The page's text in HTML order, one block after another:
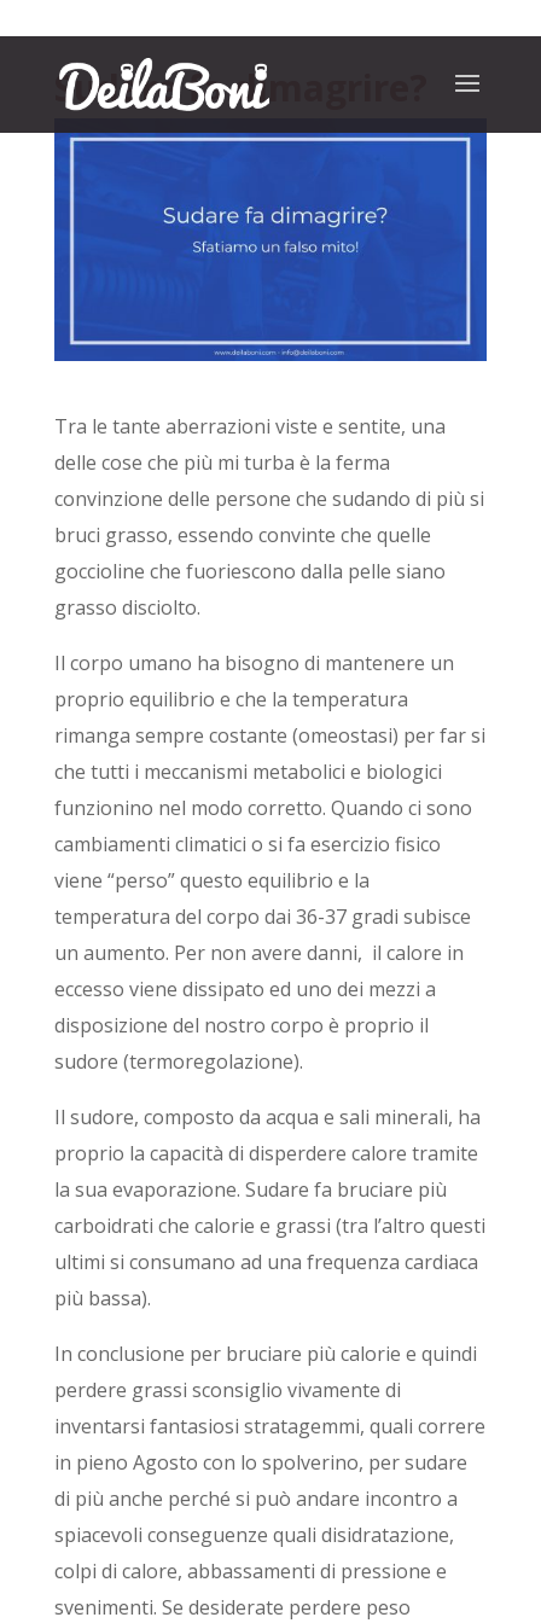
Sudare fa dimagrire?
Tra le tante aberrazioni viste e sentite, una
delle cose che più mi turba è la ferma
convinzione delle persone che sudando di più si
bruci grasso, essendo convinte che quelle
goccioline che fuoriescono dalla pelle siano
grasso disciolto.
Il corpo umano ha bisogno di mantenere un
proprio equilibrio e che la temperatura
rimanga sempre costante (omeostasi) per far si
che tutti i meccanismi metabolici e biologici
funzionino nel modo corretto. Quando ci sono
cambiamenti climatici o si fa esercizio fisico
viene “perso” questo equilibrio e la
temperatura del corpo dai 36-37 gradi subisce
un aumento. Per non avere danni, il calore in
eccesso viene dissipato ed uno dei mezzi a
disposizione del nostro corpo è proprio il
sudore (termoregolazione).
Il sudore, composto da acqua e sali minerali, ha
proprio la capacità di disperdere calore tramite
la sua evaporazione. Sudare fa bruciare più
carboidrati che calorie e grassi (tra l’altro questi
ultimi si consumano ad una frequenza cardiaca
più bassa).
In conclusione per bruciare più calorie e quindi
perdere grassi sconsiglio vivamente di
inventarsi fantasiosi stratagemmi, quali correre
in pieno Agosto con lo spolverino, per sudare
di più anche perché si può andare incontro a
spiacevoli conseguenze quali disidratazione,
colpi di calore, abbassamenti di pressione e
svenimenti. Se desiderate perdere peso